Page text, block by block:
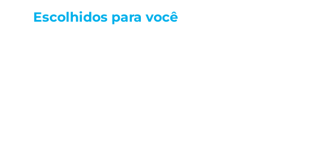
Escolhidos para você